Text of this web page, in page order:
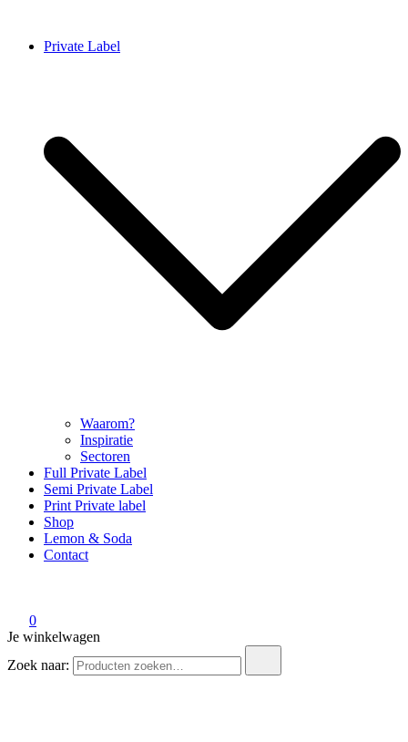
Private Label
Waarom?
Inspiratie
Sectoren
Full Private Label
Semi Private Label
Print Private label
Shop
Lemon & Soda
Contact
0
Je winkelwagen
Zoek naar: